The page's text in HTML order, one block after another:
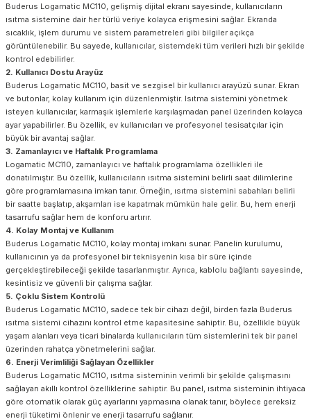
Buderus Logamatic MC110, gelişmiş dijital ekranı sayesinde, kullanıcıların
ısıtma sistemine dair her türlü veriye kolayca erişmesini sağlar. Ekranda
sıcaklık, işlem durumu ve sistem parametreleri gibi bilgiler açıkça
görüntülenebilir. Bu sayede, kullanıcılar, sistemdeki tüm verileri hızlı bir şekilde
kontrol edebilirler.
2. Kullanıcı Dostu Arayüz
Buderus Logamatic MC110, basit ve sezgisel bir kullanıcı arayüzü sunar. Ekran
ve butonlar, kolay kullanım için düzenlenmiştir. Isıtma sistemini yönetmek
isteyen kullanıcılar, karmaşık işlemlerle karşılaşmadan panel üzerinden kolayca
ayar yapabilirler. Bu özellik, ev kullanıcıları ve profesyonel tesisatçılar için
büyük bir avantaj sağlar.
3. Zamanlayıcı ve Haftalık Programlama
Logamatic MC110, zamanlayıcı ve haftalık programlama özellikleri ile
donatılmıştır. Bu özellik, kullanıcıların ısıtma sistemini belirli saat dilimlerine
göre programlamasına imkan tanır. Örneğin, ısıtma sistemini sabahları belirli
bir saatte başlatıp, akşamları ise kapatmak mümkün hale gelir. Bu, hem enerji
tasarrufu sağlar hem de konforu artırır.
4. Kolay Montaj ve Kullanım
Buderus Logamatic MC110, kolay montaj imkanı sunar. Panelin kurulumu,
kullanıcının ya da profesyonel bir teknisyenin kısa bir süre içinde
gerçekleştirebileceği şekilde tasarlanmıştır. Ayrıca, kablolu bağlantı sayesinde,
kesintisiz ve güvenli bir çalışma sağlar.
5. Çoklu Sistem Kontrolü
Buderus Logamatic MC110, sadece tek bir cihazı değil, birden fazla Buderus
ısıtma sistemi cihazını kontrol etme kapasitesine sahiptir. Bu, özellikle büyük
yaşam alanları veya ticari binalarda kullanıcıların tüm sistemlerini tek bir panel
üzerinden rahatça yönetmelerini sağlar.
6. Enerji Verimliliği Sağlayan Özellikler
Buderus Logamatic MC110, ısıtma sisteminin verimli bir şekilde çalışmasını
sağlayan akıllı kontrol özelliklerine sahiptir. Bu panel, ısıtma sisteminin ihtiyaca
göre otomatik olarak güç ayarlarını yapmasına olanak tanır, böylece gereksiz
enerji tüketimi önlenir ve enerji tasarrufu sağlanır.